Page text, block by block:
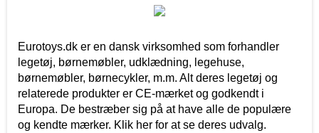
Eurotoys.dk er en dansk virksomhed som forhandler
legetøj, børnemøbler, udklædning, legehuse,
børnemøbler, børnecykler, m.m. Alt deres legetøj og
relaterede produkter er CE-mærket og godkendt i
Europa. De bestræber sig på at have alle de populære
og kendte mærker. Klik her for at se deres udvalg.